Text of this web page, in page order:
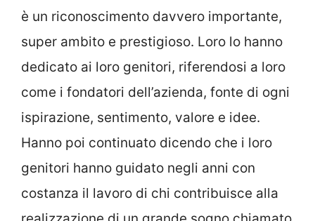
è un riconoscimento davvero importante,
super ambito e prestigioso. Loro lo hanno
dedicato ai loro genitori, riferendosi a loro
come i fondatori dell’azienda, fonte di ogni
ispirazione, sentimento, valore e idee.
Hanno poi continuato dicendo che i loro
genitori hanno guidato negli anni con
costanza il lavoro di chi contribuisce alla